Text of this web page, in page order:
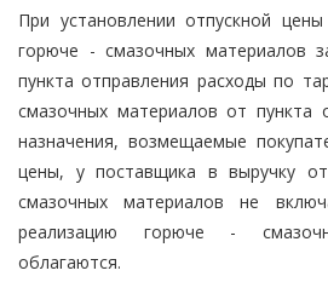
При установлении отпускной
горюче - смазочных материалов
пункта отправления расходы по
смазочных материалов от пункта
назначения, возмещаемые
цены, у поставщика в выручку
смазочных материалов не
реализацию горюче -
облагаются.